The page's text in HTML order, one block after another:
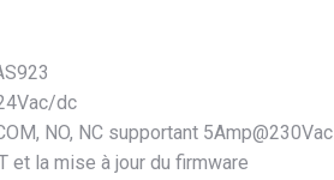
dc
NO, NC supportant 5Amp@230Vac
et la mise à jour du firmware